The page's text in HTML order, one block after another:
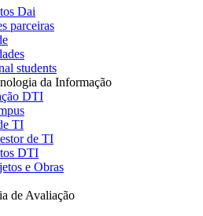
Dai
parceiras
students
da Informação
DTI
TI
de TI
DTI
e Obras
de Avaliação